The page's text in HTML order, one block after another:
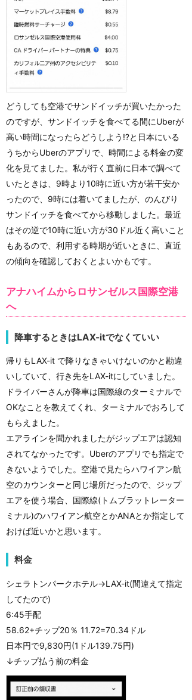
どうしても空港でサンドイッチが買いたかった
のですが、サンドイッチを食べてる間にUberが
高い時間になったらどうしよう⁉️と日本にいる
うちからUberのアプリで、時間による料金の変
化を見てました。私が行く直前に日本で調べて
いたときは、9時より10時に近い方が若干安か
ったので、9時には着いてましたが、のんびり
サンドイッチを食べてから移動しました。最近
はその逆で10時に近い方が30ドル近く高いこと
もあるので、利用する時期が近いときに、直近
の傾向を確認しておくとよいかもです。
アナハイムからロサンゼルス国際空港
へ
降車するときはLAX-itでなくていい
帰りもLAX-it で降りなきゃいけないのかと勘違
いしていて、行き先をLAX-itにしていました。
ドライバーさんが降車は国際線のターミナルで
OKなことを教えてくれ、ターミナルでおろして
もらえました。
エアラインを聞かれましたがジップエアは認知
されてなかったです。Uberのアプリでも指定で
きないようでした。空港で見たらハワイアン航
空のカウンターと同じ場所だったので、ジップ
エアを使う場合、国際線(トムブラットレーター
ミナル)のハワイアン航空とかANAとか指定して
おけば近いかと思います。
料金
シェラトンパークホテル→LAX-it(間違えて指定
してたので)
6:45手配
58.62+チップ20％ 11.72=70.34ドル
日本円で9,830円(1ドル139.75円)
↓チップ払う前の料金